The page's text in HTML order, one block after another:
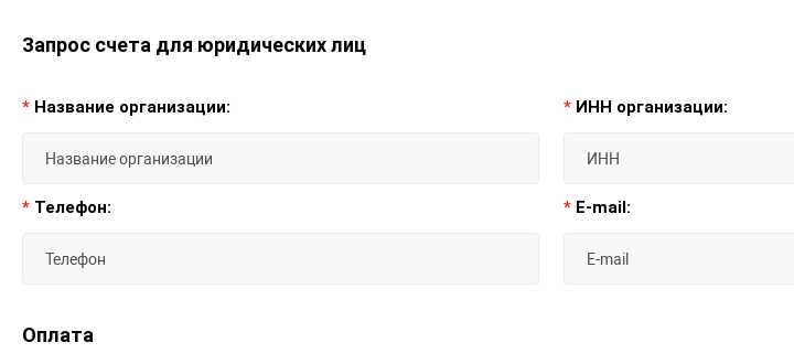
Запрос счета для юридических лиц
* Название организации: * ИНН организации:
* Телефон: * E-mail:
Оплата